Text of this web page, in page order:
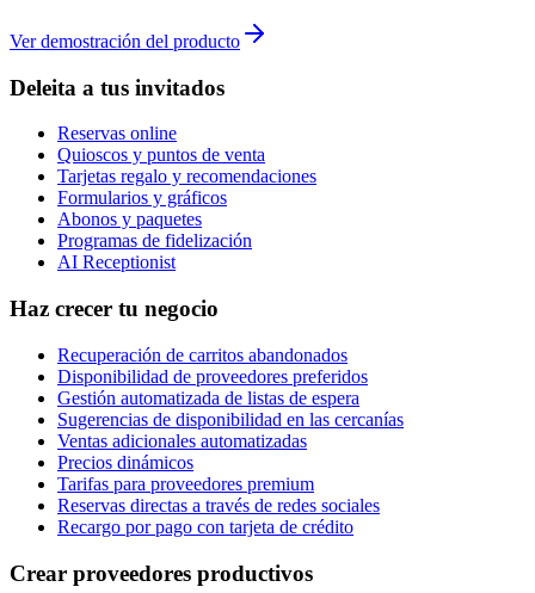
Ver demostración del producto
Deleita a tus invitados
Reservas online
Quioscos y puntos de venta
Tarjetas regalo y recomendaciones
Formularios y gráficos
Abonos y paquetes
Programas de fidelización
AI Receptionist
Haz crecer tu negocio
Recuperación de carritos abandonados
Disponibilidad de proveedores preferidos
Gestión automatizada de listas de espera
Sugerencias de disponibilidad en las cercanías
Ventas adicionales automatizadas
Precios dinámicos
Tarifas para proveedores premium
Reservas directas a través de redes sociales
Recargo por pago con tarjeta de crédito
Crear proveedores productivos